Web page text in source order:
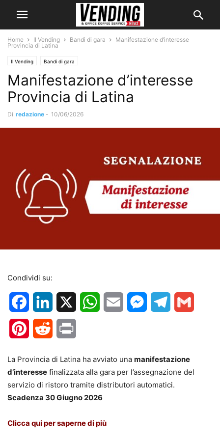
Home Il Vending Bandi di gara
Manifestazione d’interesse
Provincia di Latina
Il Vending Bandi di gara
Manifestazione d’interesse
Provincia di Latina
Di redazione - 10/06/2026
Condividi su:
FacebookLinkedIn WhatsApp
Email MessengerTelegram
PinterestReddit
La Provincia di Latina ha avviato una manifestazione
d’interesse finalizzata alla gara per l’assegnazione del
servizio di ristoro tramite distributori automatici.
Scadenza 30 Giugno 2026
Clicca qui per saperne di più